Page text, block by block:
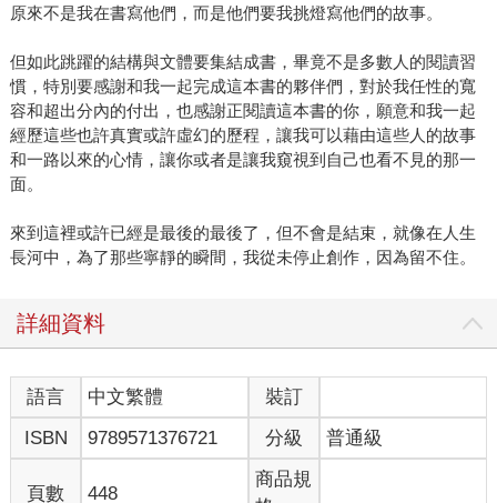
原來不是我在書寫他們，而是他們要我挑燈寫他們的故事。
但如此跳躍的結構與文體要集結成書，畢竟不是多數人的閱讀習
慣，特別要感謝和我一起完成這本書的夥伴們，對於我任性的寬
容和超出分內的付出，也感謝正閱讀這本書的你，願意和我一起
經歷這些也許真實或許虛幻的歷程，讓我可以藉由這些人的故事
和一路以來的心情，讓你或者是讓我窺視到自己也看不見的那一
面。
來到這裡或許已經是最後的最後了，但不會是結束，就像在人生
長河中，為了那些寧靜的瞬間，我從未停止創作，因為留不住。
詳細資料
語言 中文繁體
裝訂
ISBN
9789571376721 分級 普通級
頁數 448
商品規